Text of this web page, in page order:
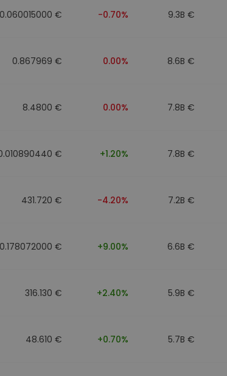
0.060015000 € -0.70% 9.3B €
0.867969 € 0.00% 8.6B €
8.4800 € 0.00% 7.8B €
€ +1.20% 7.8B €
431.720 € -4.20% 7.2B €
0.178072000 € +9.00% 6.6B €
316.130 € +2.40% 5.9B €
48.610 € +0.70% 5.7B €